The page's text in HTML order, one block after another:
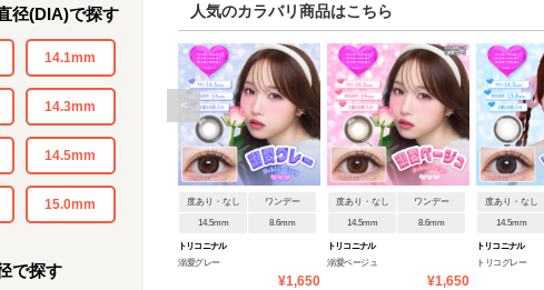
径(DIA)で探す
14.1mm
14.3mm
14.5mm
15.0mm
で探す
人気のカラバリ商品はこちら
度あり・なし ワンデー
14.5mm 8.6mm
トリコニナル
溺愛グレー
¥1,650
度あり・なし ワンデー
14.5mm 8.6mm
トリコニナル
溺愛ベージュ
¥1,650
度あり・なし
14.5mm
トリコニナル
トリコグレー
<